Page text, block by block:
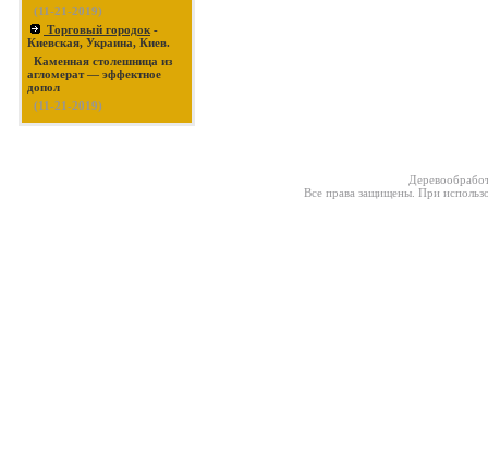
(11-21-2019)
Торговый городок -
Киевская, Украина, Киев.
Каменная столешница из
агломерат — эффектное
допол
(11-21-2019)
Все права защищены. При